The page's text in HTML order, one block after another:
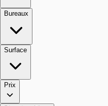
Bureaux
Surface
Prix